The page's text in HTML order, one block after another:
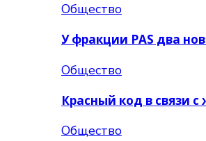
Общество
У фракции PAS два
Общество
Красный код в связи
Общество